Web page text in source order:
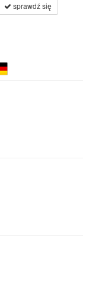
sprawdź się